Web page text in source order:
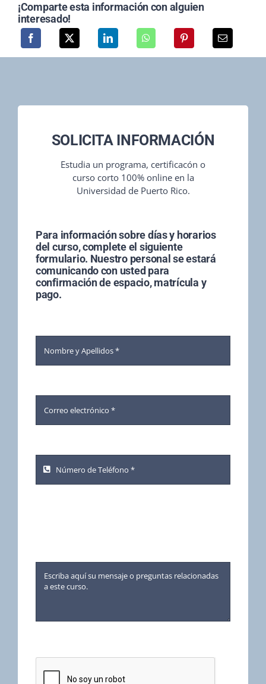
¡Comparte esta información con alguien
interesado!
SOLICITA INFORMACIÓN
Estudia un programa, certificacón o
curso corto 100% online en la
Universidad de Puerto Rico.
Para información sobre días y horarios
del curso, complete el siguiente
formulario. Nuestro personal se estará
comunicando con usted para
confirmación de espacio, matrícula y
pago.